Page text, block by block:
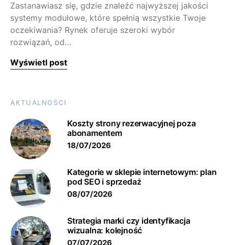
Zastanawiasz się, gdzie znaleźć najwyższej jakości
systemy modułowe, które spełnią wszystkie Twoje
oczekiwania? Rynek oferuje szeroki wybór
rozwiązań, od…
Wyświetl post
AKTUALNOŚCI
Koszty strony rezerwacyjnej poza
abonamentem
18/07/2026
Kategorie w sklepie internetowym: plan
pod SEO i sprzedaż
08/07/2026
Strategia marki czy identyfikacja
wizualna: kolejność
07/07/2026